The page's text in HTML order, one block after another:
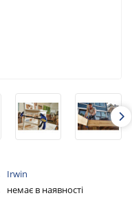
Irwin
немає в наявності